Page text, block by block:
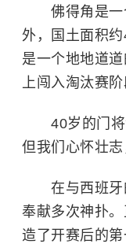
佛得角是一
外，国土面积
是一个地地道
上闯入淘汰赛阶
40岁的门将
但我们心怀壮
在与西班牙的
奉献多次神扑
造了开赛后的